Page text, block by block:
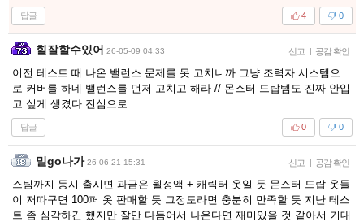
답글 0
4
힐잘할수있어 26-05-09 04:33 신고 | 공감 확인
이전 테스트 때 나온 밸런스 문제를 못 고치니까 그냥 조력자 시스템으
로 커버를 하네 밸런스를 먼저 고치고 해라 // 몬스터 드랍템도 진짜 안입
고 싶게 생겼다 진심으로
답글 0
0
밀go나가 26-06-21 15:31 신고 | 공감 확인
스팀까지 동시 출시면 과금은 월정액 + 캐릭터 옷일 듯 몬스터 드랍 옷들
이 저따구면 100퍼 옷 판매할 듯 그정도라면 충분히 만족할 듯 지난 테스
트 좀 심각하긴 했지만 잘만 다듬어서 나온다면 재미있을 것 같아서 기대